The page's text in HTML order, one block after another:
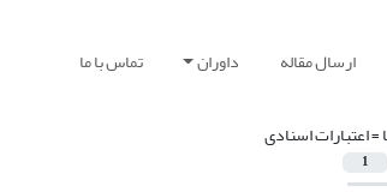
ارسال مقاله داوران تماس با ما
=اعتبارات اسنادی
1